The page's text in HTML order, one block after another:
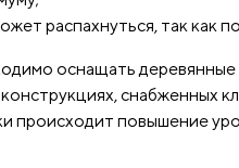
распахнуться, так как
оснащать
снабженных
происходит повышение